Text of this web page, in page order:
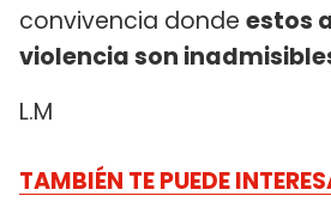
convivencia donde estos
violencia son
L.M
TAMBIÉN TE PUEDE